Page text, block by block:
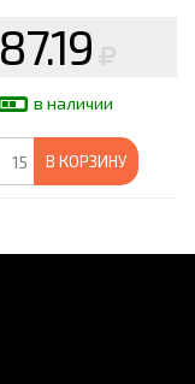
87.19
в наличии
В КОРЗИНУ